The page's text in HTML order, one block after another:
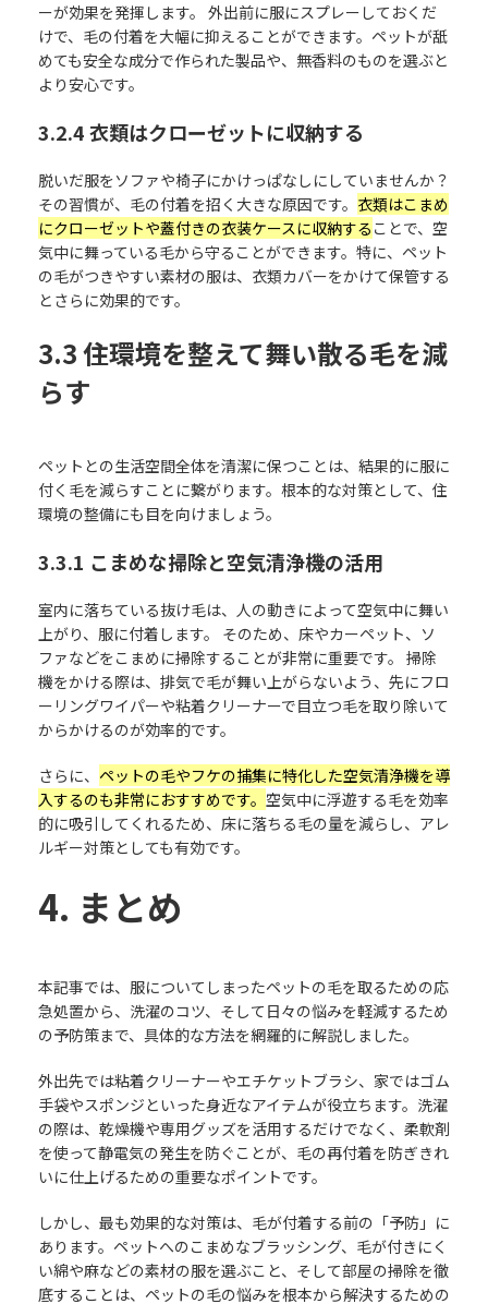
ーが効果を発揮します。 外出前に服にスプレーしておくだ
けで、毛の付着を大幅に抑えることができます。ペットが舐
めても安全な成分で作られた製品や、無香料のものを選ぶと
より安心です。
3.2.4 衣類はクローゼットに収納する
脱いだ服をソファや椅子にかけっぱなしにしていませんか？
その習慣が、毛の付着を招く大きな原因です。 衣類はこまめ
にクローゼットや蓋付きの衣装ケースに収納する ことで、空
気中に舞っている毛から守ることができます。特に、ペット
の毛がつきやすい素材の服は、衣類カバーをかけて保管する
とさらに効果的です。
3.3 住環境を整えて舞い散る毛を減
らす
ペットとの生活空間全体を清潔に保つことは、結果的に服に
付く毛を減らすことに繋がります。根本的な対策として、住
環境の整備にも目を向けましょう。
3.3.1 こまめな掃除と空気清浄機の活用
室内に落ちている抜け毛は、人の動きによって空気中に舞い
上がり、服に付着します。 そのため、床やカーペット、ソ
ファなどをこまめに掃除することが非常に重要です。 掃除
機をかける際は、排気で毛が舞い上がらないよう、先にフロ
ーリングワイパーや粘着クリーナーで目立つ毛を取り除いて
からかけるのが効率的です。
さらに、 ペットの毛やフケの捕集に特化した空気清浄機を導
入するのも非常におすすめです。 空気中に浮遊する毛を効率
的に吸引してくれるため、床に落ちる毛の量を減らし、アレ
ルギー対策としても有効です。
4. まとめ
本記事では、服についてしまったペットの毛を取るための応
急処置から、洗濯のコツ、そして日々の悩みを軽減するため
の予防策まで、具体的な方法を網羅的に解説しました。
外出先では粘着クリーナーやエチケットブラシ、家ではゴム
手袋やスポンジといった身近なアイテムが役立ちます。洗濯
の際は、乾燥機や専用グッズを活用するだけでなく、柔軟剤
を使って静電気の発生を防ぐことが、毛の再付着を防ぎきれ
いに仕上げるための重要なポイントです。
しかし、最も効果的な対策は、毛が付着する前の「予防」に
あります。ペットへのこまめなブラッシング、毛が付きにく
い綿や麻などの素材の服を選ぶこと、そして部屋の掃除を徹
底することは、ペットの毛の悩みを根本から解決するための